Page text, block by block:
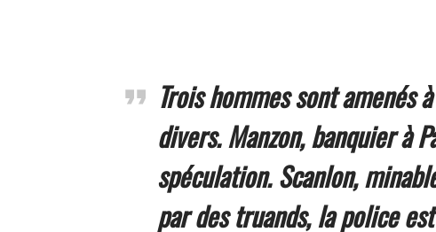
Trois hommes sont
divers. Manzon, banquier à
spéculation. Scanlon,
par des truands, la police